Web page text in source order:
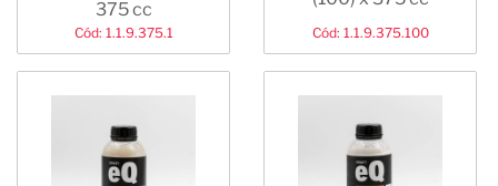
375 cc
Cód: 1.1.9.375.1 Cód: 1.1.9.375.100